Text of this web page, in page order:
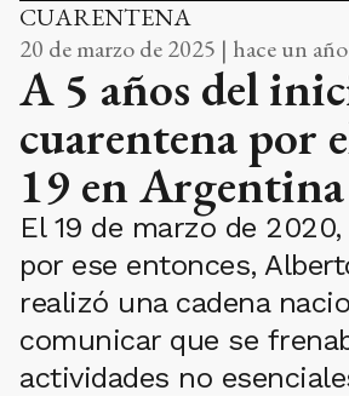
CUARENTENA
20 de marzo de 2025 | hace un año
A 5 años del
cuarentena por
19 en Argentina
El 19 de marzo de
por ese entonces,
realizó una cadena
comunicar que se
actividades no